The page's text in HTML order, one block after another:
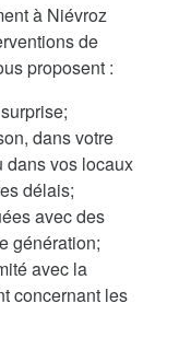
à Niévroz
de
proposent :
dans votre
dans vos locaux
délais;
avec des
génération;
avec la
concernant les